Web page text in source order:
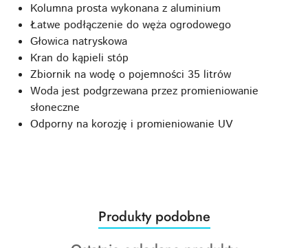
Kolumna prosta wykonana z aluminium
Łatwe podłączenie do węża ogrodowego
Głowica natryskowa
Kran do kąpieli stóp
Zbiornik na wodę o pojemności 35 litrów
Woda jest podgrzewana przez promieniowanie
słoneczne
Odporny na korozję i promieniowanie UV
Pomiń karuzelę produktów
Produkty
o
Produkty podobne